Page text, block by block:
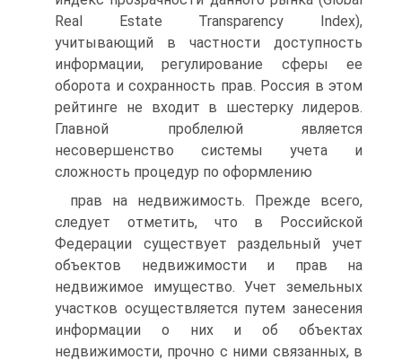
Real Estate Transparency Index),
учитывающий в частности доступность
информации, регулирование сферы ее
оборота и сохранность прав. Россия в этом
рейтинге не входит в шестерку лидеров.
Главной проблелюй является
несовершенство системы учета и
сложность процедур по оформлению
прав на недвижимость. Прежде всего,
следует отметить, что в Российской
Федерации существует раздельный учет
объектов недвижимости и прав на
недвижимое имущество. Учет земельных
участков осуществляется путем занесения
информации о них и об объектах
недвижимости, прочно с ними связанных, в